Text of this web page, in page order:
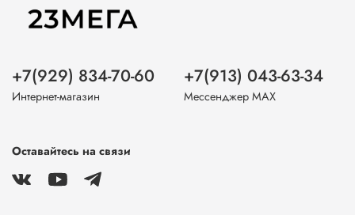
+7(929) 834-70-60
Интернет-магазин
+7(913) 043-63-34
Мессенджер MAX
Оставайтесь на связи